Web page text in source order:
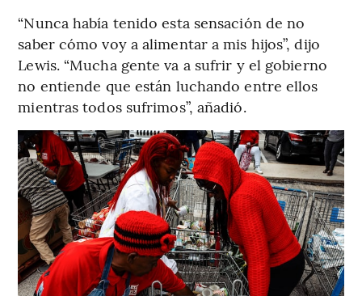
“Nunca había tenido esta sensación de no
saber cómo voy a alimentar a mis hijos”, dijo
Lewis. “Mucha gente va a sufrir y el gobierno
no entiende que están luchando entre ellos
mientras todos sufrimos”, añadió.